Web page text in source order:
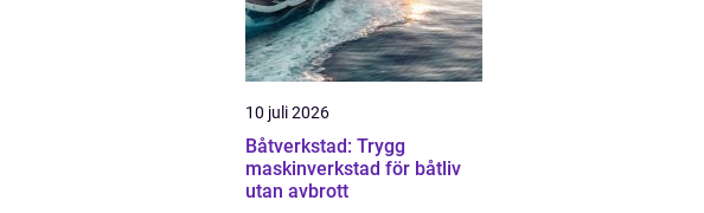
10 juli 2026
Båtverkstad: Trygg
maskinverkstad för båtliv
utan avbrott